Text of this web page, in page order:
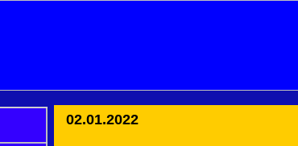
02.01.2022